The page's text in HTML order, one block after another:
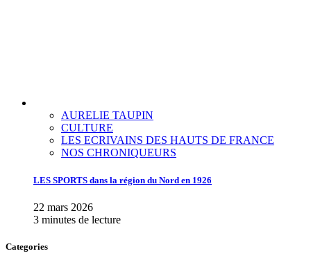
AURELIE TAUPIN
CULTURE
LES ECRIVAINS DES HAUTS DE FRANCE
NOS CHRONIQUEURS
LES SPORTS dans la région du Nord en 1926
22 mars 2026
3 minutes de lecture
Categories